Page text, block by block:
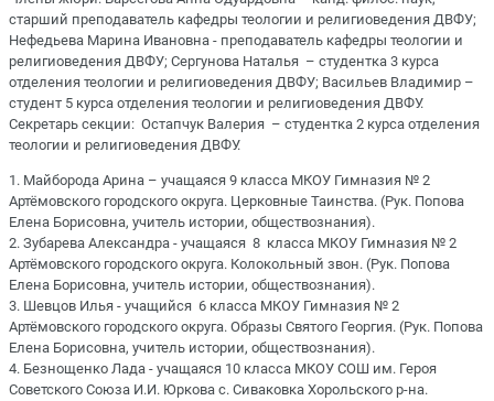
старший преподаватель кафедры теологии и религиоведения ДВФУ;
Нефедьева Марина Ивановна - преподаватель кафедры теологии и
религиоведения ДВФУ; Сергунова Наталья – студентка 3 курса
отделения теологии и религиоведения ДВФУ; Васильев Владимир –
студент 5 курса отделения теологии и религиоведения ДВФУ.
Секретарь секции: Остапчук Валерия – студентка 2 курса отделения
теологии и религиоведения ДВФУ.
1. Майборода Арина – учащаяся 9 класса МКОУ Гимназия № 2
Артёмовского городского округа. Церковные Таинства. (Рук. Попова
Елена Борисовна, учитель истории, обществознания).
2. Зубарева Александра - учащаяся 8 класса МКОУ Гимназия № 2
Артёмовского городского округа. Колокольный звон. (Рук. Попова
Елена Борисовна, учитель истории, обществознания).
3. Шевцов Илья - учащийся 6 класса МКОУ Гимназия № 2
Артёмовского городского округа. Образы Святого Георгия. (Рук. Попова
Елена Борисовна, учитель истории, обществознания).
4. Безнощенко Лада - учащаяся 10 класса МКОУ СОШ им. Героя
Советского Союза И.И. Юркова с. Сиваковка Хорольского р-на.